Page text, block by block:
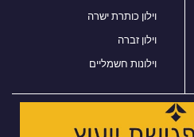
וילון כותרת ישרה
וילון זברה
וילונות חשמליים